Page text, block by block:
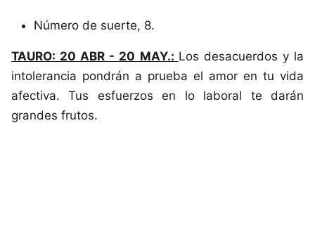
Número de suerte, 8.
TAURO: 20 ABR - 20 MAY.: Los desacuerdos y la
intolerancia pondrán a prueba el amor en tu vida
afectiva. Tus esfuerzos en lo laboral te darán
grandes frutos.